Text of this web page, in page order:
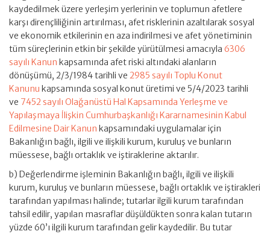
kaydedilmek üzere yerleşim yerlerinin ve toplumun afetlere
karşı dirençliliğinin artırılması, afet risklerinin azaltılarak sosyal
ve ekonomik etkilerinin en aza indirilmesi ve afet yönetiminin
tüm süreçlerinin etkin bir şekilde yürütülmesi amacıyla 6306
sayılı Kanun kapsamında afet riski altındaki alanların
dönüşümü, 2/3/1984 tarihli ve 2985 sayılı Toplu Konut
Kanunu kapsamında sosyal konut üretimi ve 5/4/2023 tarihli
ve 7452 sayılı Olağanüstü Hal Kapsamında Yerleşme ve
Yapılaşmaya İlişkin Cumhurbaşkanlığı Kararnamesinin Kabul
Edilmesine Dair Kanun kapsamındaki uygulamalar için
Bakanlığın bağlı, ilgili ve ilişkili kurum, kuruluş ve bunların
müessese, bağlı ortaklık ve iştiraklerine aktarılır.
b) Değerlendirme işleminin Bakanlığın bağlı, ilgili ve ilişkili
kurum, kuruluş ve bunların müessese, bağlı ortaklık ve iştirakleri
tarafından yapılması halinde; tutarlar ilgili kurum tarafından
tahsil edilir, yapılan masraflar düşüldükten sonra kalan tutarın
yüzde 60’ı ilgili kurum tarafından gelir kaydedilir. Bu tutar